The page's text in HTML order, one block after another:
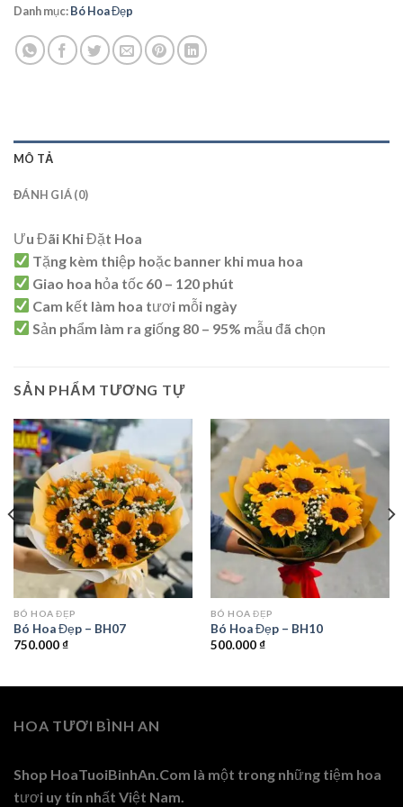
Danh mục:Bó Hoa Đẹp
MÔ TẢ
ĐÁNH GIÁ (0)
Ưu Đãi Khi Đặt Hoa
Tặng kèm thiệp hoặc banner khi mua hoa
Giao hoa hỏa tốc 60 – 120 phút
Cam kết làm hoa tươi mỗi ngày
Sản phẩm làm ra giống 80 – 95% mẫu đã chọn
SẢN PHẨM TƯƠNG TỰ
BÓ HOA ĐẸP
Bó Hoa Đẹp – BH07
750.000₫
BÓ HOA ĐẸP
Bó Hoa Đẹp – BH10
500.000₫
HOA TƯƠI BÌNH AN
Shop HoaTuoiBinhAn.Com là một trong những tiệm hoa
tươi uy tín nhất Việt Nam.